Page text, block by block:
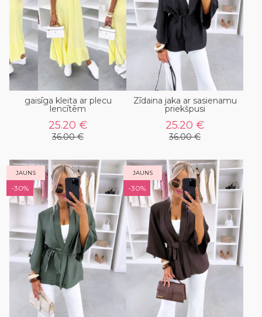
gaisīga kleita ar plecu
lencītēm
25.20 €
36.00 €
Zīdaina jaka ar sasienamu
priekšpusi
25.20 €
36.00 €
JAUNS
-30%
JAUNS
-30%